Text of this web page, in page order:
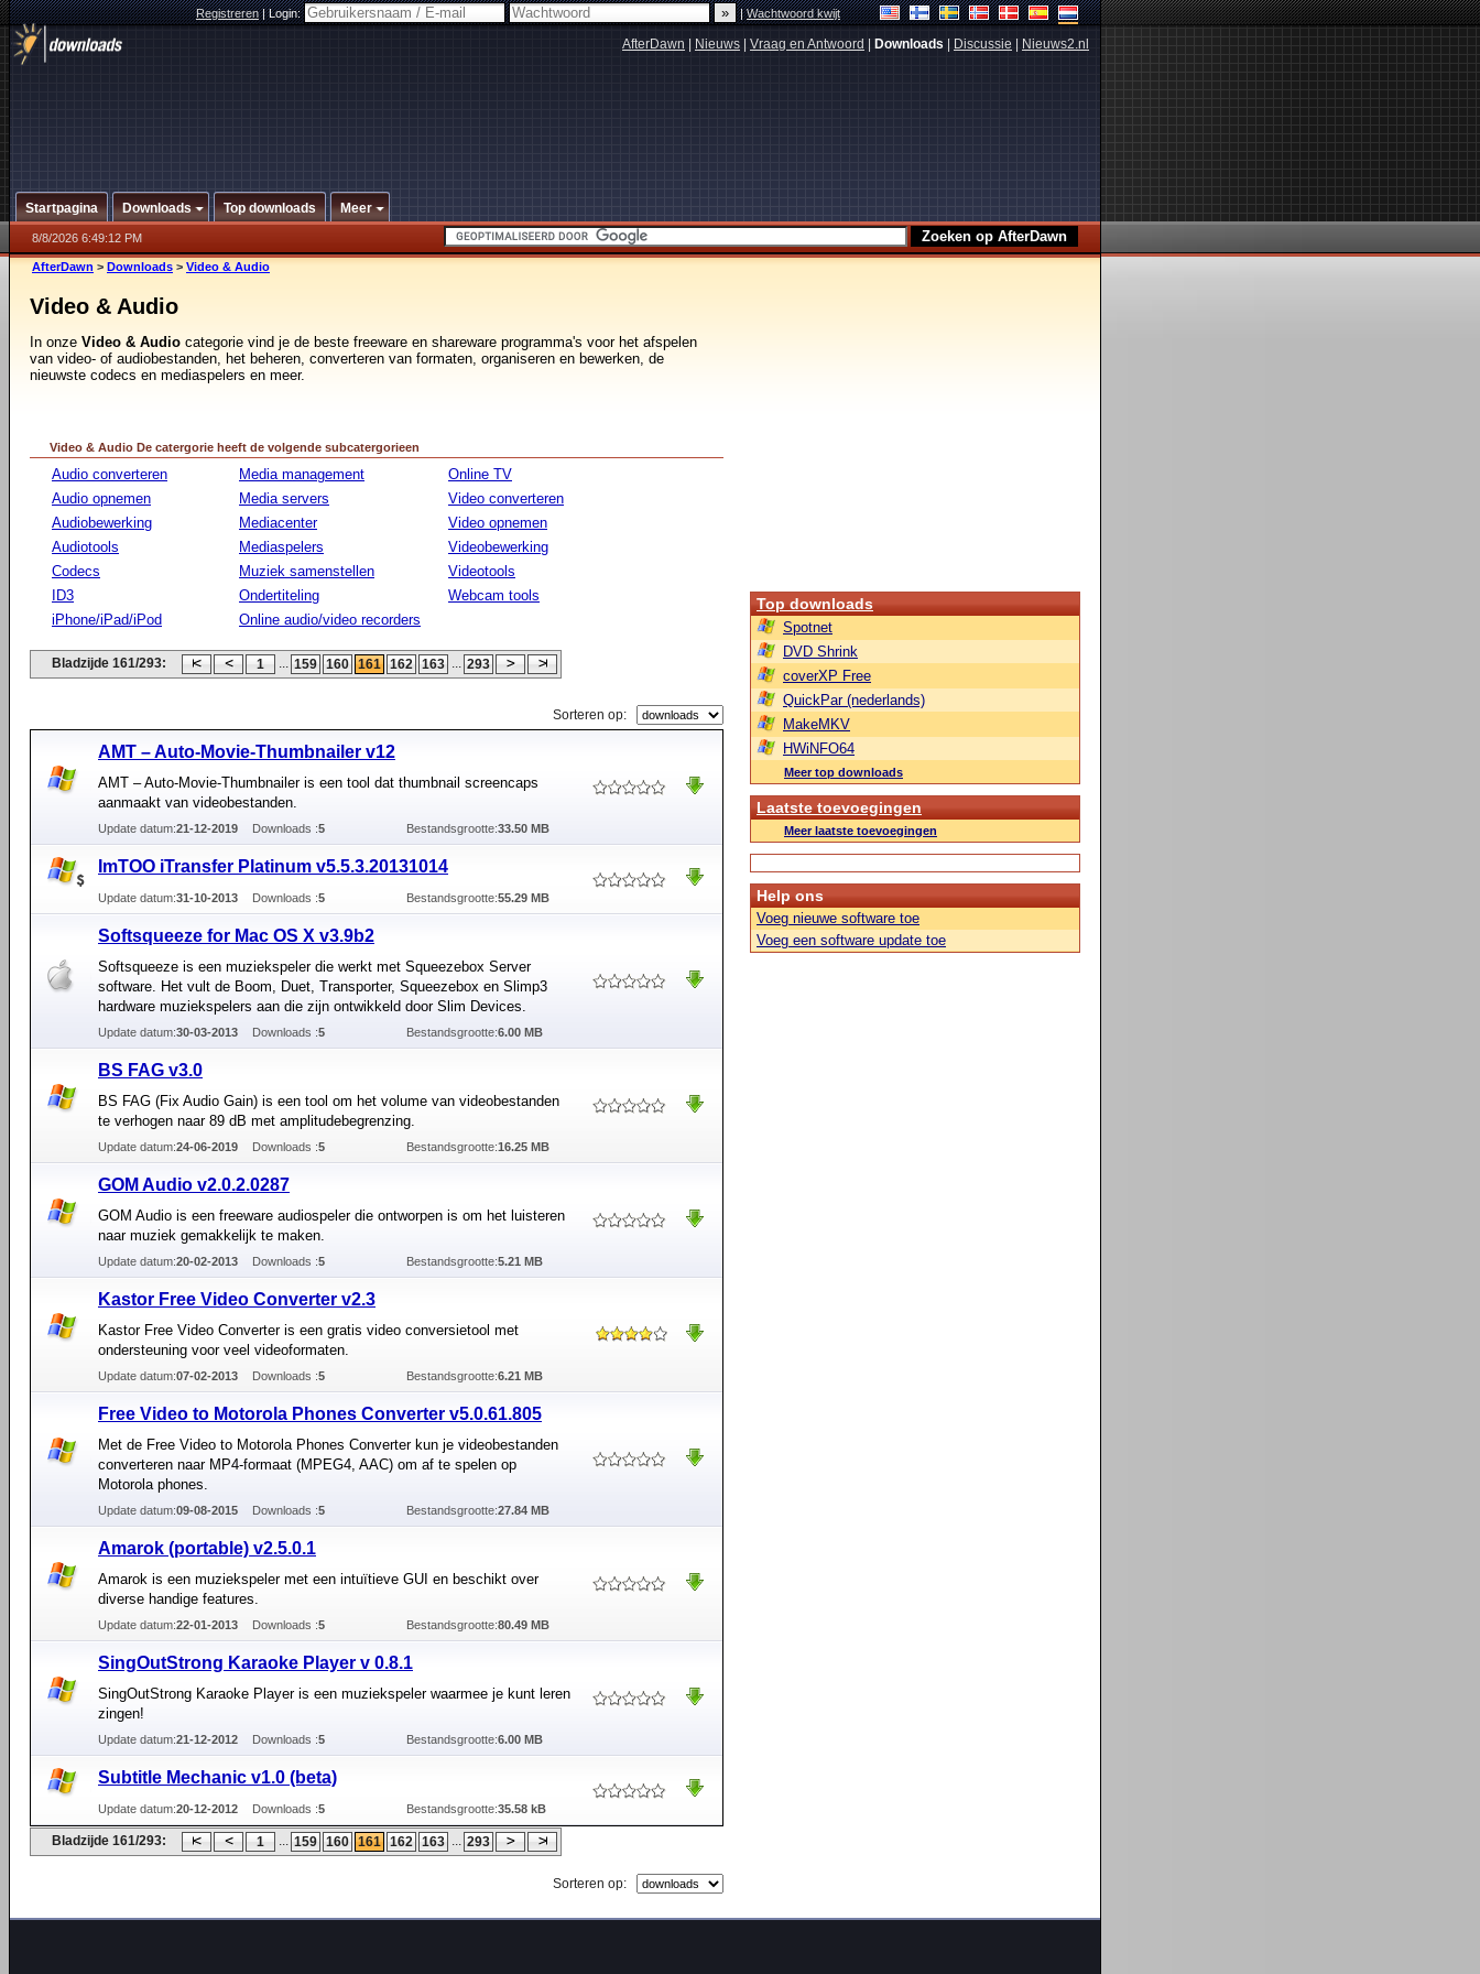
Registreren|Login: |Wachtwoord kwijt
AfterDawn Nieuws Vraag en Antwoord Downloads Discussie Nieuws2.nl
Startpagina Downloads Top downloads Meer
8/8/2026 6:49:12 PM
AfterDawn > Downloads > Video & Audio
Video & Audio
In onze Video & Audio categorie vind je de beste freeware en shareware programma's voor het afspelen
van video- of audiobestanden, het beheren, converteren van formaten, organiseren en bewerken, de
nieuwste codecs en mediaspelers en meer.
Video & Audio De catergorie heeft de volgende subcatergorieen
Audio converteren
Audio opnemen
Audiobewerking
Audiotools
Codecs
ID3
iPhone/iPad/iPod
Media management
Media servers
Mediacenter
Mediaspelers
Muziek samenstellen
Ondertiteling
Online audio/video recorders
Online TV
Video converteren
Video opnemen
Videobewerking
Videotools
Webcam tools
Bladzijde 161/293: 1 ... 159 160 161 162 163 ... 293
Sorteren op:
AMT – Auto-Movie-Thumbnailer v12
AMT – Auto-Movie-Thumbnailer is een tool dat thumbnail screencaps
aanmaakt van videobestanden.
Update datum:21-12-2019 Downloads :5 Bestandsgrootte:33.50 MB
ImTOO iTransfer Platinum v5.5.3.20131014
Update datum:31-10-2013 Downloads :5 Bestandsgrootte:55.29 MB
Softsqueeze for Mac OS X v3.9b2
Softsqueeze is een muziekspeler die werkt met Squeezebox Server
software. Het vult de Boom, Duet, Transporter, Squeezebox en Slimp3
hardware muziekspelers aan die zijn ontwikkeld door Slim Devices.
Update datum:30-03-2013 Downloads :5 Bestandsgrootte:6.00 MB
BS FAG v3.0
BS FAG (Fix Audio Gain) is een tool om het volume van videobestanden
te verhogen naar 89 dB met amplitudebegrenzing.
Update datum:24-06-2019 Downloads :5 Bestandsgrootte:16.25 MB
GOM Audio v2.0.2.0287
GOM Audio is een freeware audiospeler die ontworpen is om het luisteren
naar muziek gemakkelijk te maken.
Update datum:20-02-2013 Downloads :5 Bestandsgrootte:5.21 MB
Kastor Free Video Converter v2.3
Kastor Free Video Converter is een gratis video conversietool met
ondersteuning voor veel videoformaten.
Update datum:07-02-2013 Downloads :5 Bestandsgrootte:6.21 MB
Free Video to Motorola Phones Converter v5.0.61.805
Met de Free Video to Motorola Phones Converter kun je videobestanden
converteren naar MP4-formaat (MPEG4, AAC) om af te spelen op
Motorola phones.
Update datum:09-08-2015 Downloads :5 Bestandsgrootte:27.84 MB
Amarok (portable) v2.5.0.1
Amarok is een muziekspeler met een intuïtieve GUI en beschikt over
diverse handige features.
Update datum:22-01-2013 Downloads :5 Bestandsgrootte:80.49 MB
SingOutStrong Karaoke Player v 0.8.1
SingOutStrong Karaoke Player is een muziekspeler waarmee je kunt leren
zingen!
Update datum:21-12-2012 Downloads :5 Bestandsgrootte:6.00 MB
Subtitle Mechanic v1.0 (beta)
Update datum:20-12-2012 Downloads :5 Bestandsgrootte:35.58 kB
Bladzijde 161/293: 1 ... 159 160 161 162 163 ... 293
Sorteren op:
Top downloads
Spotnet
DVD Shrink
coverXP Free
QuickPar (nederlands)
MakeMKV
HWiNFO64
Meer top downloads
Laatste toevoegingen
Meer laatste toevoegingen
Help ons
Voeg nieuwe software toe
Voeg een software update toe